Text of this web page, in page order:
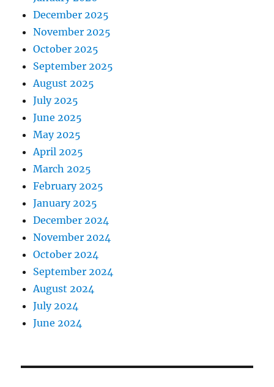
December 2025
November 2025
October 2025
September 2025
August 2025
July 2025
June 2025
May 2025
April 2025
March 2025
February 2025
January 2025
December 2024
November 2024
October 2024
September 2024
August 2024
July 2024
June 2024